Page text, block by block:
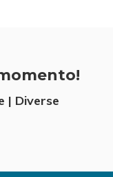
| Diverse